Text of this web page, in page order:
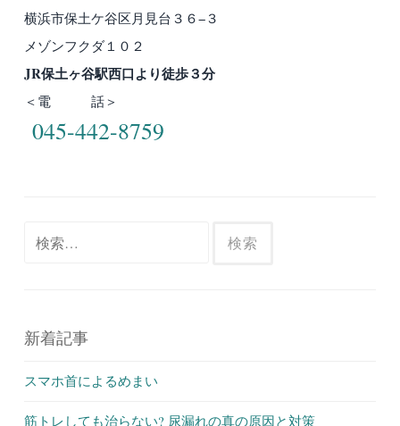
横浜市保土ケ谷区月見台３６−３
メゾンフクダ１０２
JR保土ヶ谷駅西口より徒歩３分
＜電 話＞
045-442-8759
新着記事
スマホ首によるめまい
筋トレしても治らない? 尿漏れの真の原因と対策